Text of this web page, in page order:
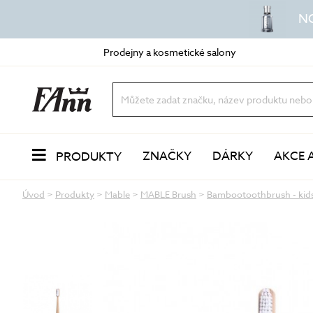
Prodejny a kosmetické salony
PRODUKTY
LÍČENÍ
ZNAČKY DÁRKY AKCE
Úvod > Produkty > Mable > MABLE Brush > Bambootoothbrush -